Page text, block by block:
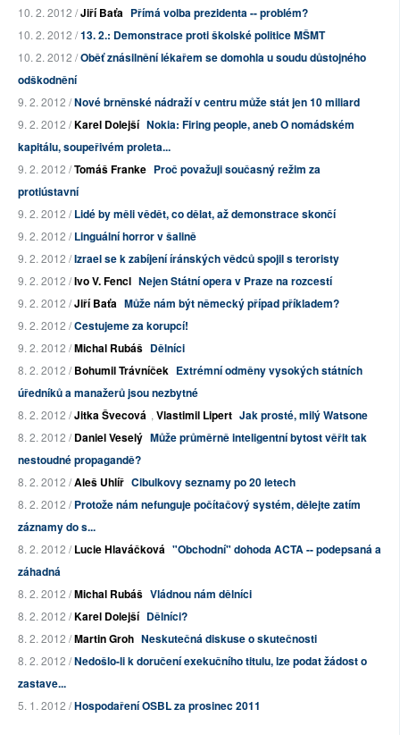
10. 2. 2012 /Jiří Baťa Přímá volba prezidenta -- problém?
10. 2. 2012 /13. 2.: Demonstrace proti školské politice MŠMT
10. 2. 2012 /Oběť znásilnění lékařem se domohla u soudu důstojného
odškodnění
9. 2. 2012 /Nové brněnské nádraží v centru může stát jen 10 miliard
9. 2. 2012 /Karel Dolejší Nokia: Firing people, aneb O nomádském
kapitálu, soupeřivém proleta...
9. 2. 2012 /Tomáš Franke Proč považuji současný režim za
protiústavní
9. 2. 2012 /Lidé by měli vědět, co dělat, až demonstrace skončí
9. 2. 2012 /Linguální horror v šalině
9. 2. 2012 /Izrael se k zabíjení íránských vědců spojil s teroristy
9. 2. 2012 /Ivo V. Fencl Nejen Státní opera v Praze na rozcestí
9. 2. 2012 /Jiří Baťa Může nám být německý případ příkladem?
9. 2. 2012 /Cestujeme za korupcí!
9. 2. 2012 /Michal Rubáš Dělníci
8. 2. 2012 /Bohumil Trávníček Extrémní odměny vysokých státních
úředníků a manažerů jsou nezbytné
8. 2. 2012 /Jitka Švecová , Vlastimil Lipert Jak prosté, milý Watsone
8. 2. 2012 /Daniel Veselý Může průměrně inteligentní bytost věřit tak
nestoudné propagandě?
8. 2. 2012 /Aleš Uhlíř Cibulkovy seznamy po 20 letech
8. 2. 2012 /Protože nám nefunguje počítačový systém, dělejte zatím
záznamy do s...
8. 2. 2012 /Lucie Hlaváčková "Obchodní" dohoda ACTA -- podepsaná a
záhadná
8. 2. 2012 /Michal Rubáš Vládnou nám dělníci
8. 2. 2012 /Karel Dolejší Dělníci?
8. 2. 2012 /Martin Groh Neskutečná diskuse o skutečnosti
8. 2. 2012 /Nedošlo-li k doručení exekučního titulu, lze podat žádost o
zastave...
5. 1. 2012 /Hospodaření OSBL za prosinec 2011